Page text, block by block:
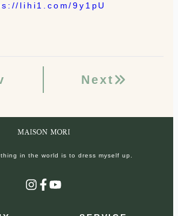
lihi1.com/9y1pU
Next
in the world is to dress myself up.
Instagram
Facebook
YouTube